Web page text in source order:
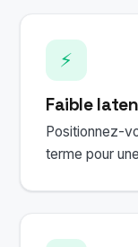
⚡
Faible
Positionnez-
terme pour